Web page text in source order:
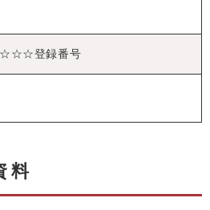
登録番号
料